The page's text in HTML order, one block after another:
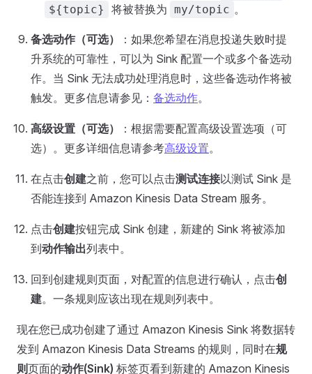
${topic} 将被替换为 my/topic 。
备选动作（可选）
：如果您希望在消息投递失败时提
升系统的可靠性，可以为 Sink 配置一个或多个备选动
作。当 Sink 无法成功处理消息时，这些备选动作将被
触发。更多信息请参见： 备选动作。
高级设置（可选）
：根据需要配置高级设置选项（可
选）。更多详细信息请参考高级设置。
在点击创建之前，您可以点击测试连接以测试 Sink 是
否能连接到 Amazon Kinesis Data Stream 服务。
点击创建按钮完成 Sink 创建，新建的 Sink 将被添加
到动作输出列表中。
回到创建规则页面，对配置的信息进行确认，点击创
建。一条规则应该出现在规则列表中。
现在您已成功创建了通过 Amazon Kinesis Sink 将数据转
发到 Amazon Kinesis Data Streams 的规则，同时在规
则页面的动作(Sink) 标签页看到新建的 Amazon Kinesis